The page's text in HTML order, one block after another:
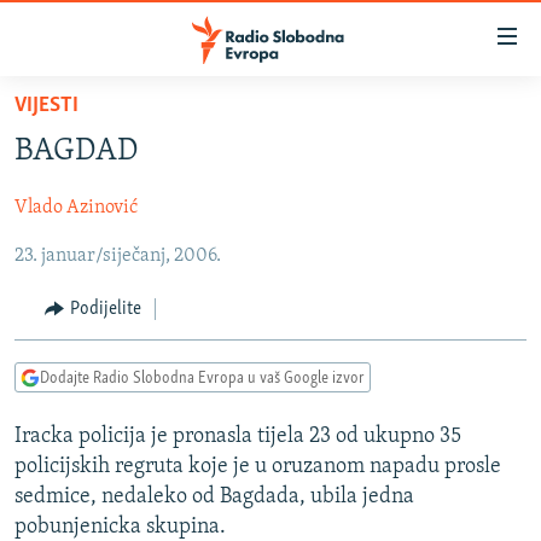
Pređite
glavni
Pređite
na
navigaciju
Pređite
na
pretragu
SRBIJA
KOSOVO
CRNA GORA
VIZUELNO
VIDEO
FOTOGALERIJE
INFOGRAFIKE
PODCASTI
RAT U UKRAJINI
KINA NA BALKANU
RSE PRIČE IZ SVIJETA
VIJESTI
BAGDAD
Vlado Azinović
23. januar/siječanj, 2006.
Podijelite
Dodajte Radio Slobodna Evropa u vaš Google izvor
Iracka policija je pronasla tijela 23 od ukupno 35
policijskih regruta koje je u oruzanom napadu prosle
sedmice, nedaleko od Bagdada, ubila jedna
pobunjenicka skupina.